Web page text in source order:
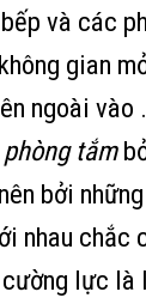
và các
gian
ngoài vào
tắm
bởi
nhau chắc
lực là